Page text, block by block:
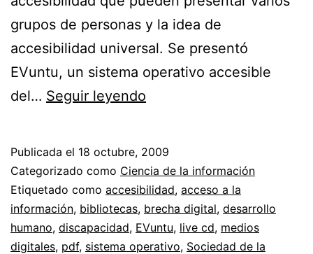
grupos de personas y la idea de
accesibilidad universal. Se presentó
EVuntu, un sistema operativo accesible
del… Seguir leyendo
participación
social
//
Accesibilidad
Publicada el 18 octubre, 2009
Categorizado como Ciencia de la información
Etiquetado como accesibilidad, acceso a la
información, bibliotecas, brecha digital, desarrollo
humano, discapacidad, EVuntu, live cd, medios
digitales, pdf, sistema operativo, Sociedad de la